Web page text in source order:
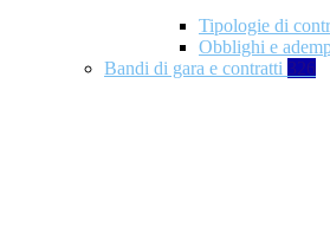
Tipologie di
Obblighi e
Bandi di gara e contratti 326